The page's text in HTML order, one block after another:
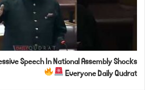
Speech In National Assembly Shocks
Everyone Daily Qudrat